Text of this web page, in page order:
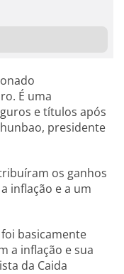
É uma
e títulos após
presidente
os ganhos
inflação e a um
basicamente
a inflação e sua
da Caida